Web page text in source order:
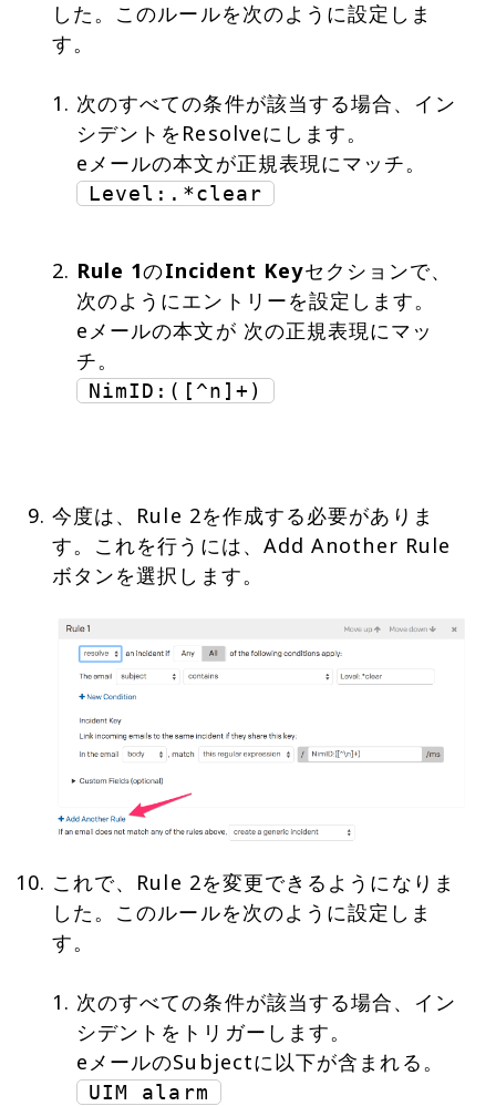
した。このルールを次のように設定しま
次のすべての条件が該当する場合、イン
シデントをResolveにします。
Level:.*clear
Rule 1のIncident Keyセクションで、
次のようにエントリーを設定します。
eメールの本文が 次の正規表現にマッ
NimID:([^n]+)
今度は、Rule 2を作成する必要がありま
す。これを行うには、Add Another Rule
これで、Rule 2を変更できるようになりま
した。このルールを次のように設定しま
次のすべての条件が該当する場合、イン
シデントをトリガーします。
UIM alarm